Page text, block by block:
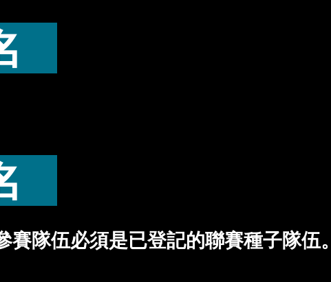
隊伍必須是已登記的聯賽種子隊伍。